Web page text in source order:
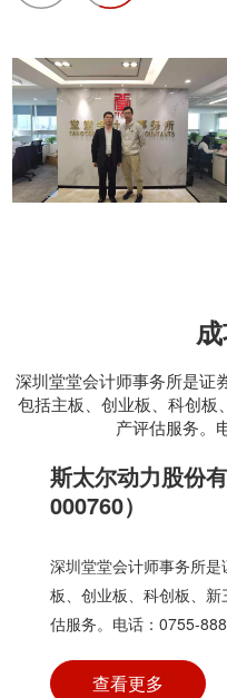
深圳堂堂会计师事务所是证
包括主板、创业板、科创板
产评估服务。
斯太尔动力股份
000760）
深圳堂堂会计师事务所
板、创业板、科创板、
估服务。电话：0755-
查看更多